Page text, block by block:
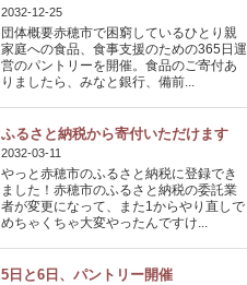
2032-12-25
団体概要赤穂市で困窮しているひとり親
家庭への食品、食事支援のための365日運
営のパントリーを開催。食品のご寄付あ
りましたら、みなと銀行、備前...
ふるさと納税から寄付いただけます
2032-03-11
やっと赤穂市のふるさと納税に登録でき
ました！赤穂市のふるさと納税の委託業
者が変更になって、また1からやり直しで
めちゃくちゃ大変やったんですけ...
5日と6日、パントリー開催